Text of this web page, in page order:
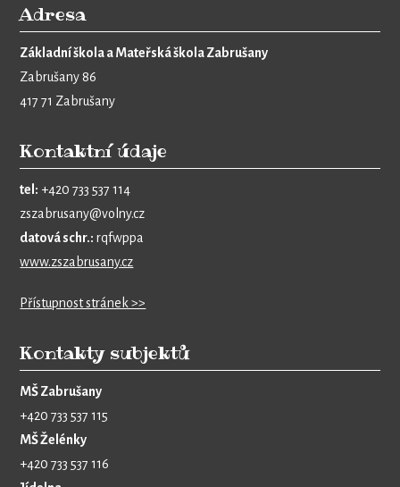
Adresa
Základní škola a Mateřská škola Zabrušany
Zabrušany 86
417 71 Zabrušany
Kontaktní údaje
tel: +420 733 537 114
zszabrusany@volny.cz
datová schr.: rqfwppa
www.zszabrusany.cz
Přístupnost stránek >>
Kontakty subjektů
MŠ Zabrušany
+420 733 537 115
MŠ Želénky
+420 733 537 116